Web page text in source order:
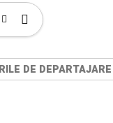
DE DEPARTAJARE